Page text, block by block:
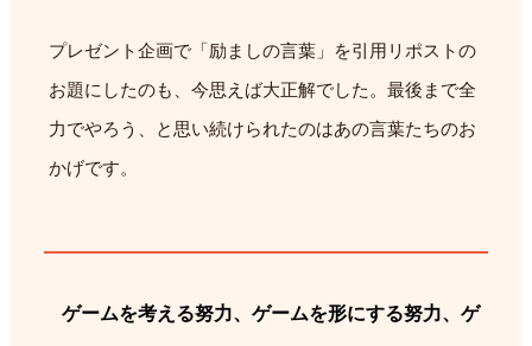
プレゼント企画で「励ましの言葉」を引用リポストの
お題にしたのも、今思えば大正解でした。最後まで全
力でやろう、と思い続けられたのはあの言葉たちのお
かげです。
ゲームを考える努力、ゲームを形にする努力、ゲ